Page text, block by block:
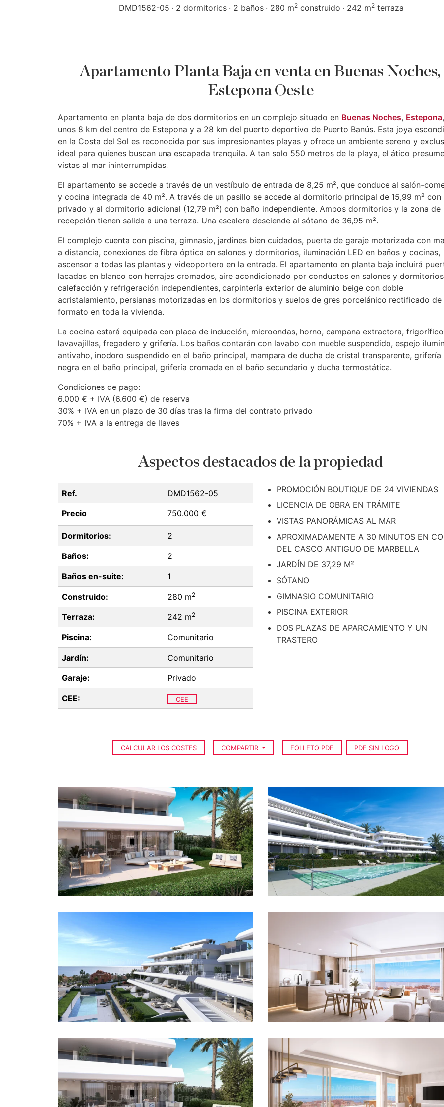
DMD1562-05 2 dormitorios 2 baños 280 m2construido 242 m2terraza
Apartamento Planta Baja en venta en Buenas Noches,
Estepona Oeste
Apartamento en planta baja de dos dormitorios en un complejo situado en Buenas Noches, Estepona
unos 8 km del centro de Estepona y a 28 km del puerto deportivo de Puerto Banús. Esta joya
en la Costa del Sol es reconocida por sus impresionantes playas y ofrece un ambiente sereno y
ideal para quienes buscan una escapada tranquila. A tan solo 550 metros de la playa, el ático
vistas al mar ininterrumpidas.
El apartamento se accede a través de un vestíbulo de entrada de 8,25 m², que conduce al salón-
y cocina integrada de 40 m². A través de un pasillo se accede al dormitorio principal de 15,99 m² con
privado y al dormitorio adicional (12,79 m²) con baño independiente. Ambos dormitorios y la zona de
recepción tienen salida a una terraza. Una escalera desciende al sótano de 36,95 m².
El complejo cuenta con piscina, gimnasio, jardines bien cuidados, puerta de garaje motorizada con
a distancia, conexiones de fibra óptica en salones y dormitorios, iluminación LED en baños y cocinas,
ascensor a todas las plantas y videoportero en la entrada. El apartamento en planta baja incluirá
lacadas en blanco con herrajes cromados, aire acondicionado por conductos en salones y
calefacción y refrigeración independientes, carpintería exterior de aluminio beige con doble
acristalamiento, persianas motorizadas en los dormitorios y suelos de gres porcelánico rectificado de
formato en toda la vivienda.
La cocina estará equipada con placa de inducción, microondas, horno, campana extractora,
lavavajillas, fregadero y grifería. Los baños contarán con lavabo con mueble suspendido, espejo
antivaho, inodoro suspendido en el baño principal, mampara de ducha de cristal transparente, grifería
negra en el baño principal, grifería cromada en el baño secundario y ducha termostática.
Condiciones de pago:
6.000 € + IVA (6.600 €) de reserva
30% + IVA en un plazo de 30 días tras la firma del contrato privado
70% + IVA a la entrega de llaves
Aspectos destacados de la propiedad
Ref. DMD1562-05
Precio 750.000 €
Dormitorios: 2
Baños: 2
Baños en-suite: 1
Construido: 280 m2
Terraza: 242 m2
Piscina: Comunitario
Jardín: Comunitario
Garaje: Privado
CEE: CEE
PROMOCIÓN BOUTIQUE DE 24 VIVIENDAS
LICENCIA DE OBRA EN TRÁMITE
VISTAS PANORÁMICAS AL MAR
APROXIMADAMENTE A 30 MINUTOS EN
DEL CASCO ANTIGUO DE MARBELLA
JARDÍN DE 37,29 M²
SÓTANO
GIMNASIO COMUNITARIO
PISCINA EXTERIOR
DOS PLAZAS DE APARCAMIENTO Y UN
TRASTERO
CALCULAR LOS COSTES COMPARTIR FOLLETO PDF PDF SIN LOGO